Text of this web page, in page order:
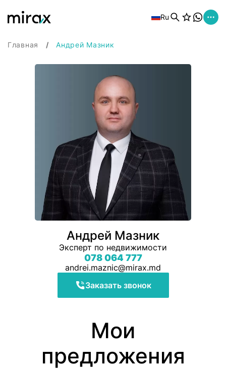
Ru
Главная Андрей Мазник
Андрей Мазник
Эксперт по недвижимости
078 064 777
andrei.maznic@mirax.md
Заказать звонок
Мои
предложения